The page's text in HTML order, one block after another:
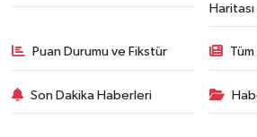
Haritası
Puan Durumu ve Fikstür
Son Dakika Haberleri